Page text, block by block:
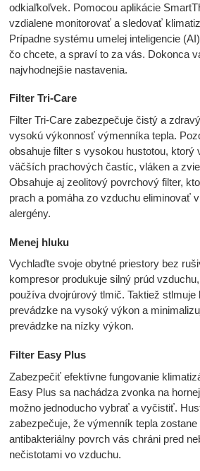
odkiaľkoľvek. Pomocou aplikácie
vzdialene monitorovať a sledovať
Prípadne systému umelej inteligencie
čo chcete, a spraví to za vás. Dokonca
najvhodnejšie nastavenia.
Filter Tri-Care
Filter Tri-Care zabezpečuje čistý a
vysokú výkonnosť výmenníka tepla.
obsahuje filter s vysokou hustotou, ktorý
väčších prachových častíc, vláken a
Obsahuje aj zeolitový povrchový filter,
prach a pomáha zo vzduchu eliminovať
alergény.
Menej hluku
Vychlaďte svoje obytné priestory bez
kompresor produkuje silný prúd
používa dvojrúrový tlmič. Taktiež stlmuje
prevádzke na vysoký výkon a
prevádzke na nízky výkon.
Filter Easy Plus
Zabezpečiť efektívne fungovanie
Easy Plus sa nachádza zvonka na
možno jednoducho vybrať a vyčistiť.
zabezpečuje, že výmenník tepla
antibakteriálny povrch vás chráni pred
nečistotami vo vzduchu.